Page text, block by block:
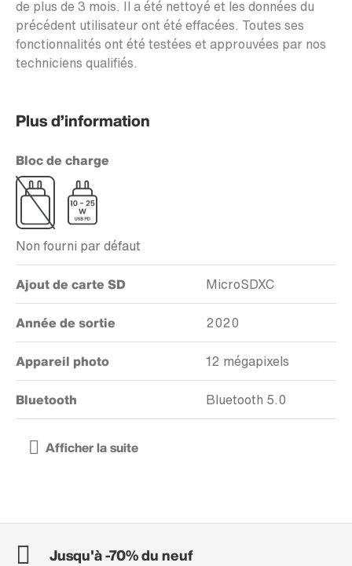
de plus de 3 mois. Il a été nettoyé et les données du
précédent utilisateur ont été effacées. Toutes ses
fonctionnalités ont été testées et approuvées par nos
techniciens qualifiés.
Plus d’information
Bloc de charge
Non fourni par défaut
Ajout de carte SD MicroSDXC
Année de sortie 2020
Appareil photo 12 mégapixels
Bluetooth Bluetooth 5.0
Jusqu'à -70% du neuf